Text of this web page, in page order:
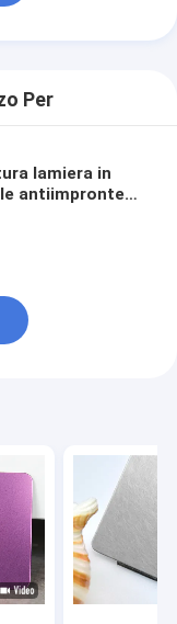
Per
lamiera in
antiimpronte